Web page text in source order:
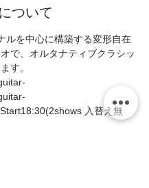
ついて
ルを中心に構築する変形自在
で、オルタナティブクラシッ
す。
入替え無